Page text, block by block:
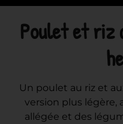
Poulet et riz
Un poulet au riz et
version plus légère,
allégée et des